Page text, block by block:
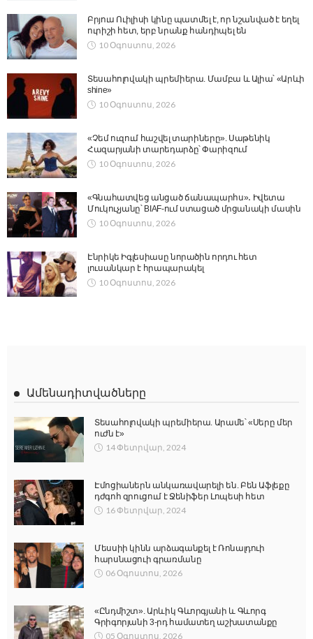
Բրյուս Ուիլիսի կինը պատմել է, որ նշանված է եղել
ուրիշի հետ, երբ նրանք հանդիպել են
10 Օգոստոս, 2026
Տեսահոլովակի պրեմիերա. Մամբա և Ալիա՝ «Արևի
shine»
10 Օգոստոս, 2026
«Չեմ ուզում հաշվել տարիները». Սաթենիկ
Հազարյանի տարեդարձը՝ Փարիզում
10 Օգոստոս, 2026
«Գնահատվեց անցած ճանապարհս»․ Իվետա
Մուկուչյանը՝ BIAF-ում ստացած մրցանակի մասին
10 Օգոստոս, 2026
Էնրիկե Իգլեսիասը նորածին որդու հետ
լուսանկար է հրապարակել
10 Օգոստոս, 2026
Ամենադիտվածները
Տեսահոլովակի պրեմիերա. Արամե՝ «Սերը մեր
ուժն է»
14 Փետրվար, 2024
Էմոցիաներն անկառավարելի են. Բեն Աֆլեքը
դժգոհ զրուցում է Ջենիֆեր Լոպեսի հետ
16 Փետրվար, 2024
Մեսսիի կինն արձագանքել է Ռոնալդուի
հարսնացուի գրառմանը
06 Օգոստոս, 2026
«Ընդմիշտ». Արևիկ Գևորգյանի և Գևորգ
Գրիգորյանի 3-րդ համատեղ աշխատանքը
05 Օգոստոս, 2026